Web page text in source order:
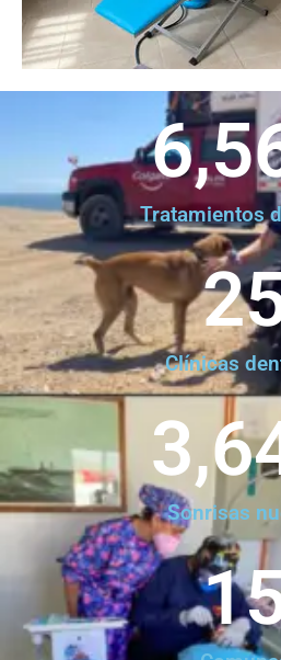
Tratamientos
Clínicas
Sonrisas